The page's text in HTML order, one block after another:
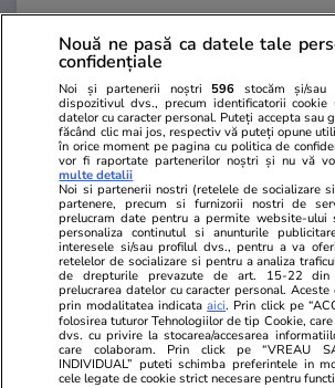
GSP.RO
SINGURUL fotbalist care nu dă
mâna cu Donald Trump la
ceremonia de premiere
PARTENERI
Nouă ne pasă ca datele tale
confidențiale
Noi și partenerii noștri 596 stocăm și/sau
dispozitivul dvs., precum identificatorii cookie
datelor cu caracter personal. Puteți accepta sau
făcând clic mai jos, respectiv vă puteți opune
în orice moment pe pagina cu politica de
vor fi raportate partenerilor noștri și nu vă
multe detalii
Noi si partenerii nostri (retelele de socializare
partenere, precum si furnizorii nostri de
prelucram date pentru a permite website-ului
personaliza continutul si anunturile
interesele si/sau profilul dvs., pentru a va
retelelor de socializare si pentru a analiza
de drepturile prevazute de art. 15-22 din
prelucrarea datelor cu caracter personal.
prin modalitatea indicataaici. Prin click pe
folosirea tuturor Tehnologiilor de tip Cookie,
dvs. cu privire la stocarea/accesarea
care colaboram. Prin click pe “VREAU
INDIVIDUAL” puteti schimba preferintele in
cele legate de cookie strict necesare pentru